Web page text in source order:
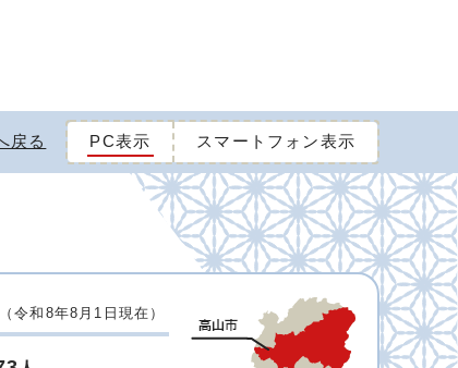
戻る PC表示 スマートフォン表示
（令和8年8月1日現在）